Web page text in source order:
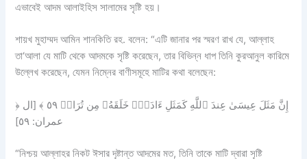
এভাবেই আদম আলাইহিস সালামের সৃষ্টি হয়।
শায়খ মুহাম্মদ আমিন শানকিতি রহ. বলেন: “এটি জানার পর স্মরণ রাখ যে, আল্লাহ
তা‘আলা যে মাটি থেকে আদমকে সৃষ্টি করেছেন, তার বিভিন্ন ধাপ তিনি কুরআনুল কারিমে
উল্লেখ করেছেন, যেমন নিম্নের বাণীসমূহে মাটির কথা বলেছেন:
﴿ إِنَّ مَثَلَ عِيسَىٰ عِندَ ٱللَّهِ كَمَثَلِ ءَادَمَۖ خَلَقَهُۥ مِن تُرَابٖ ٥٩ ﴾ [ال
عمران: ٥٩]
“নিশ্চয় আল্লাহর নিকট ঈসার দৃষ্টান্ত আদমের মত, তিনি তাকে মাটি দ্বারা সৃষ্টি